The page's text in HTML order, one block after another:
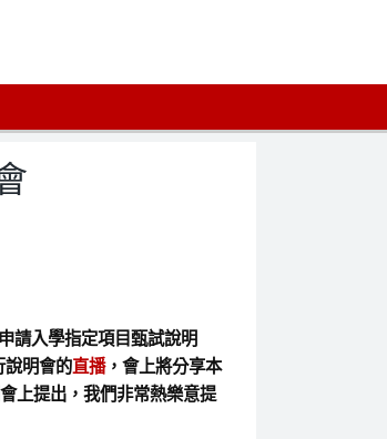
請入學指定項目甄試說明
說明會的直播，會上將分享本
上提出，我們非常熱樂意提